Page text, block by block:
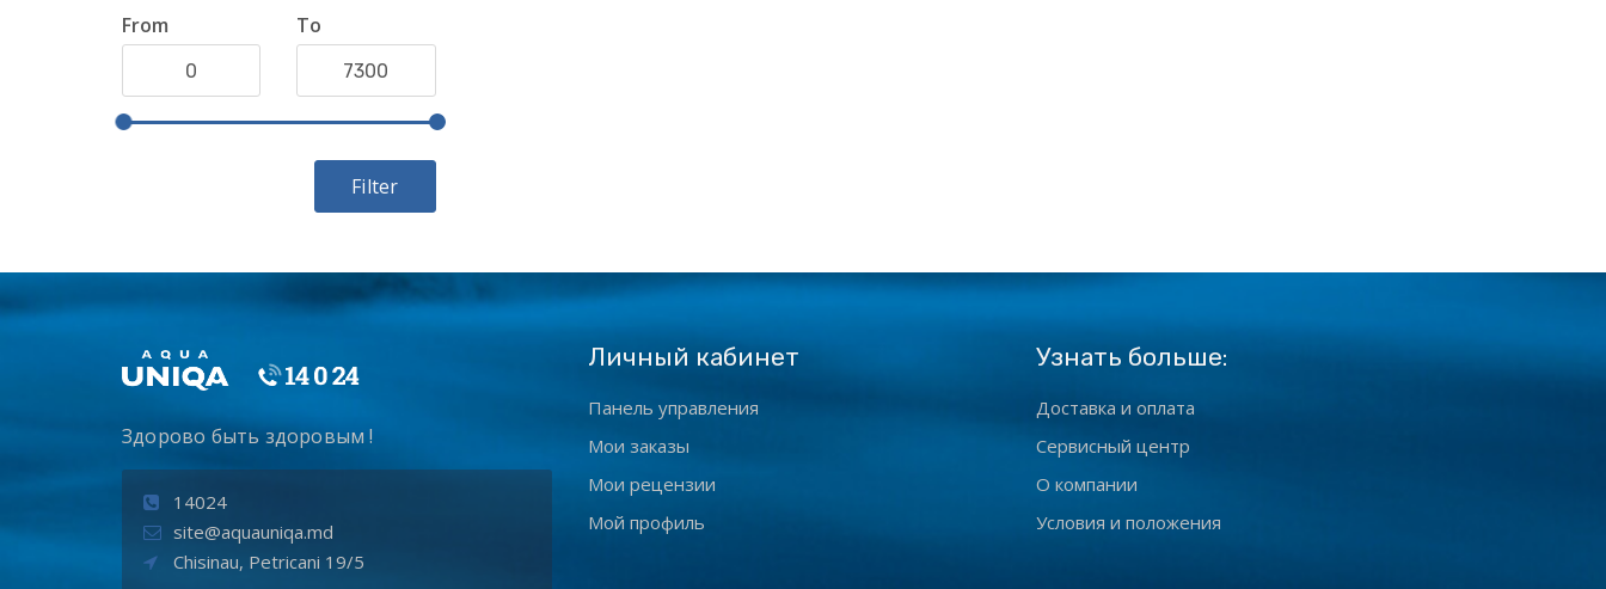
From To
Filter
Здорово быть здоровым !
14024
site@aquauniqa.md
Chisinau, Petricani 19/5
Личный кабинет
Панель управления
Мои заказы
Мои рецензии
Мой профиль
Узнать больше:
Доставка и оплата
Сервисный центр
О компании
Условия и положения